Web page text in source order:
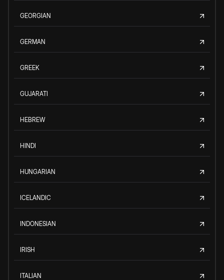
GEORGIAN
GERMAN
GREEK
GUJARATI
HEBREW
HINDI
HUNGARIAN
ICELANDIC
INDONESIAN
IRISH
ITALIAN